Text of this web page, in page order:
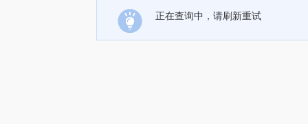
正在查询中，请刷新重试